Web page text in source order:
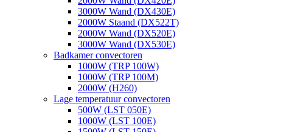
3000W Wand (DX430E)
2000W Staand (DX522T)
2000W Wand (DX520E)
3000W Wand (DX530E)
Badkamer convectoren
1000W (TRP 100W)
1000W (TRP 100M)
2000W (H260)
Lage temperatuur convectoren
500W (LST 050E)
1000W (LST 100E)